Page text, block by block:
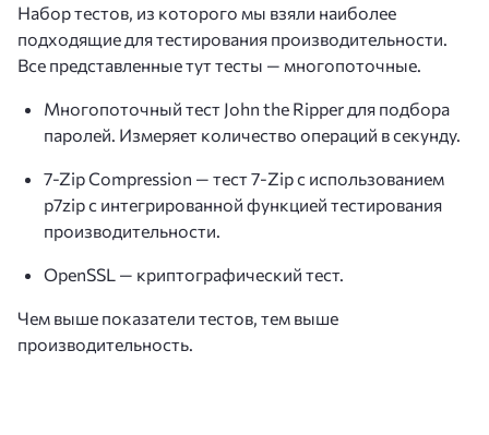
Набор тестов, из которого мы взяли наиболее
подходящие для тестирования производительности.
Все представленные тут тесты — многопоточные.
Многопоточный тест John the Ripper для подбора
паролей. Измеряет количество операций в секунду.
7-Zip Compression — тест 7-Zip с использованием
p7zip с интегрированной функцией тестирования
производительности.
OpenSSL — криптографический тест.
Чем выше показатели тестов, тем выше
производительность.